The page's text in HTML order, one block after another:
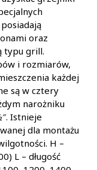
oraz
typu grill.
i rozmiarów,
każdej
są w cztery
narożniku
Istnieje
dla montażu
H –
L – długość